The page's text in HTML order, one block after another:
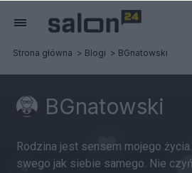
Strona główna Blogi BGnatowski
BGnatowski
Rodzina jest sensem mojego
swego jak siebie samego. Nie